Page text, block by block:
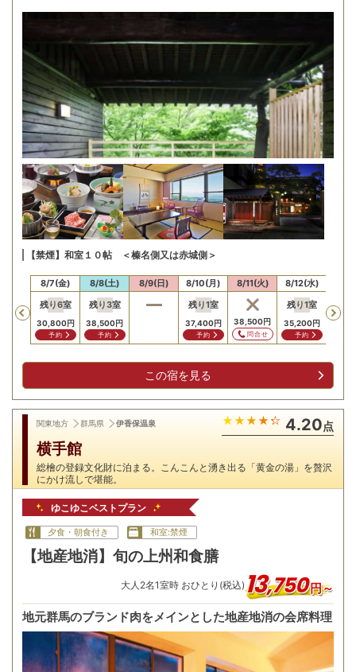
【禁煙】和室１０帖 ＜榛名側又は赤城側＞
Previous
8/7(金)
残り6室
30,800円
予約
8/8(土)
残り3室
38,500円
予約
8/9(日)
8/10(月)
残り1室
37,400円
予約
8/11(火)
38,500円
問合せ
8/12(水)
残り1室
35,200円
予約
残り
この宿を見る
関東地方 群馬県 伊香保温泉 4.20点
横手館
総檜の登録文化財に泊まる。こんこんと湧き出る「黄金の湯」を贅沢
にかけ流しで堪能。
ゆこゆこベストプラン
夕食・朝食付き 和室:禁煙
【地産地消】旬の上州和食膳
大人 2名1室時 おひとり(税込)13,750円～
地元群馬のブランド肉をメインとした地産地消の会席料理